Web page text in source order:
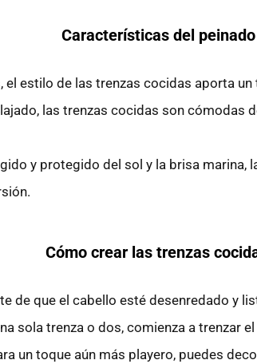
Características del peinado
el estilo de las trenzas cocidas aporta
las trenzas cocidas son cómodas
y protegido del sol y la brisa marina,
Cómo crear las trenzas
de que el cabello esté desenredado y
sola trenza o dos, comienza a trenzar
un toque aún más playero, puedes